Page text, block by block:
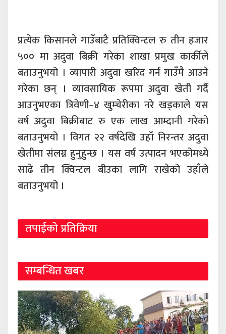
प्रत्येक किसानले गाउँबाटै प्रतिक्विन्टल रु तीन हजार
५०० मा अदुवा बिक्री गरेका शाखा प्रमुख कार्कीले
बताउनुभयो । व्यापारी अदुवा खरिद गर्न गाउँमै आउने
गरेका छन् । व्यावसायिक रूपमा अदुवा खेती गर्दै
आउनुभएका त्रिवेणी–४ खुम्चेरीका नरे खड्काले यस
वर्ष अदुवा बिक्रीबाट रु एक लाख आम्दानी गरेको
बताउनुभयो । विगत २२ वर्षदेखि उहाँ निरन्तर अदुवा
खेतीमा संलग्न हुनुहुन्छ । यस वर्ष उत्पादन भएकोमध्ये
साढे तीन क्विन्टल बीउका लागि राखेको उहाँले
बताउनुभयो ।
तपाईको प्रतिक्रिया
सम्बन्धित खबर